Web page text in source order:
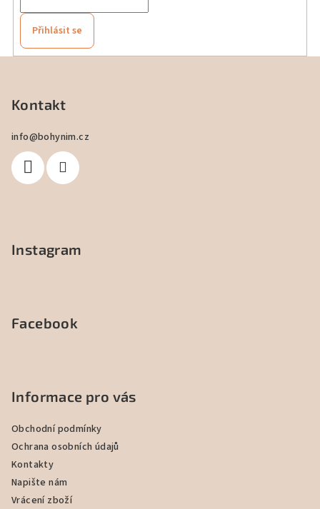
Přihlásit se
Kontakt
info@bohynim.cz
Instagram
Facebook
Informace pro vás
Obchodní podmínky
Ochrana osobních údajů
Kontakty
Napište nám
Vrácení zboží